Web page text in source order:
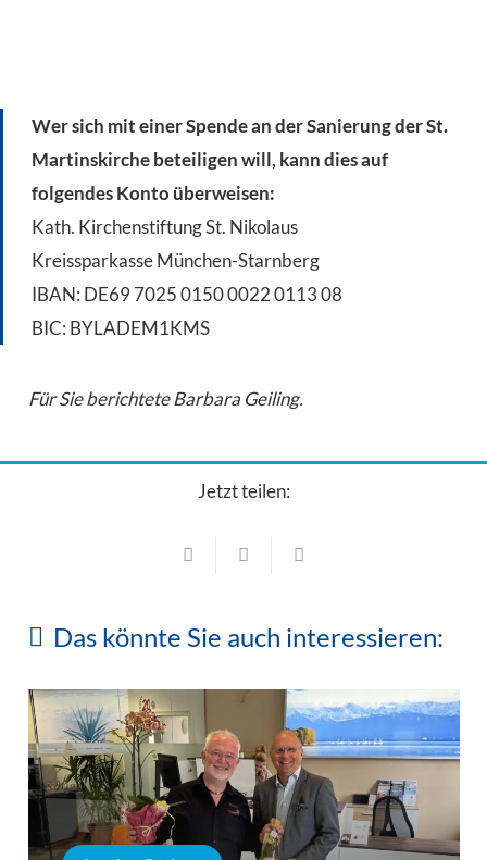
Wer sich mit einer Spende an der Sanierung der St.
Martinskirche beteiligen will, kann dies auf
folgendes Konto überweisen:
Kath. Kirchenstiftung St. Nikolaus
Kreissparkasse München-Starnberg
IBAN: DE69 7025 0150 0022 0113 08
BIC: BYLADEM1KMS
Für Sie berichtete Barbara Geiling.
Jetzt teilen:
Das könnte Sie auch interessieren: